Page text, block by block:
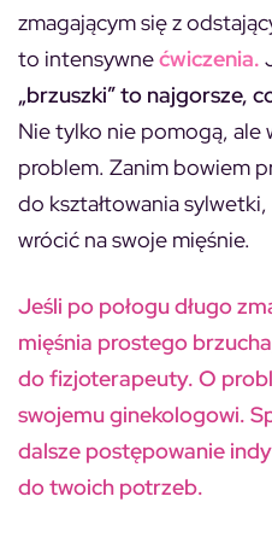
zmagającym się z
to intensywnećwiczenia.
„brzuszki” to najgorsze,
Nie tylko nie pomogą, ale
problem. Zanim bowiem
do kształtowania
wrócić na swoje mięśnie.
Jeśli po połogu długo
mięśnia prostego
do fizjoterapeuty. O
swojemu ginekologowi.
dalsze postępowanie
do twoich potrzeb.